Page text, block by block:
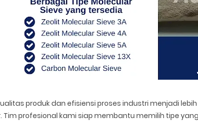
produk dan efisiensi proses industri menjadi
Tim profesional kami siap membantu memilih tipe